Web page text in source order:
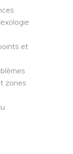
et
zones